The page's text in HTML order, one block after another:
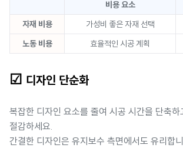
비용 요소
자재 비용
가성비 좋은 자재 선택
노동 비용
효율적인 시공 계획
☑ 디자인 단순화
복잡한 디자인 요소를 줄여 시공 시간을 단축하
절감하세요.
간결한 디자인은 유지보수 측면에서도 유리합